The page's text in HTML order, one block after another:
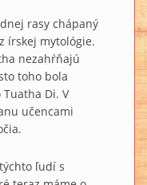
rasy chápaný
írskej mytológie.
nezahŕňajú
toho bola
Di. V
učencami
ľudí s